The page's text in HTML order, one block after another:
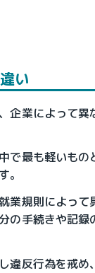
い
企業によって
で最も軽いも
。
業規則によっ
の手続きや記
違反行為を戒